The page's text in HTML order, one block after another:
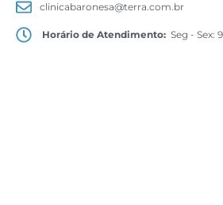
clinicabaronesa@terra.com.br
Horário de Atendimento: Seg - Sex: